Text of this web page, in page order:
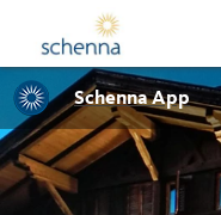
Schenna App